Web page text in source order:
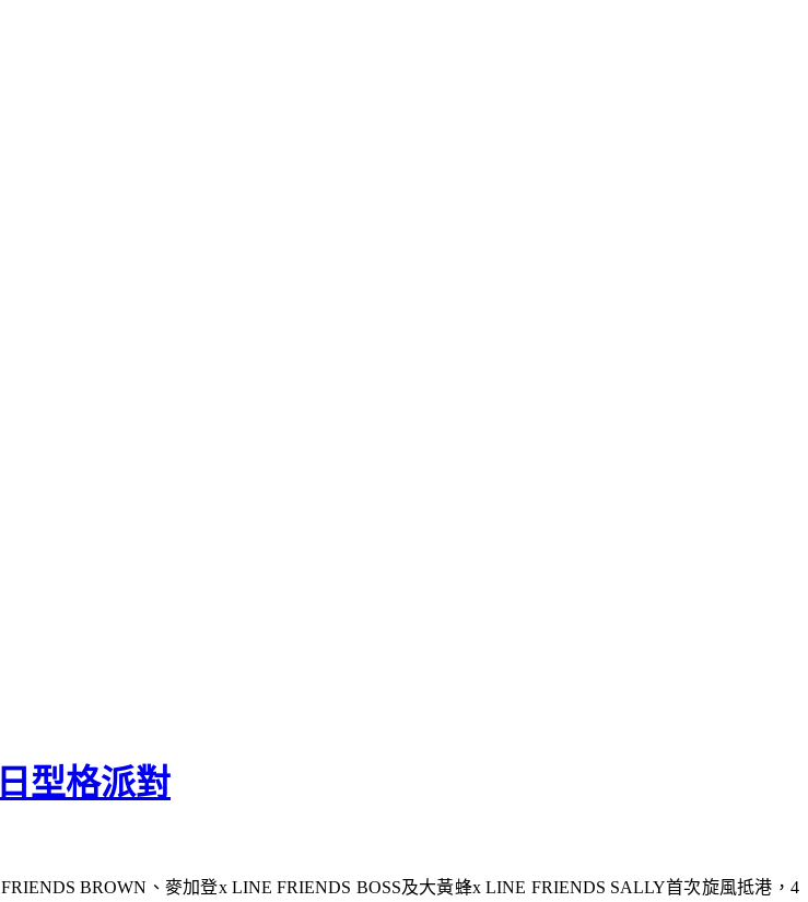
型格派對
BROWN、麥加登x LINE FRIENDS BOSS及大黃蜂x LINE FRIENDS SALLY首次旋風抵港，4